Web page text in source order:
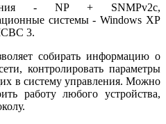
- NP + SNMPv2c,
системы - Windows XP
3.
собирать информацию о
контролировать параметры
в систему управления. Можно
работу любого устройства,